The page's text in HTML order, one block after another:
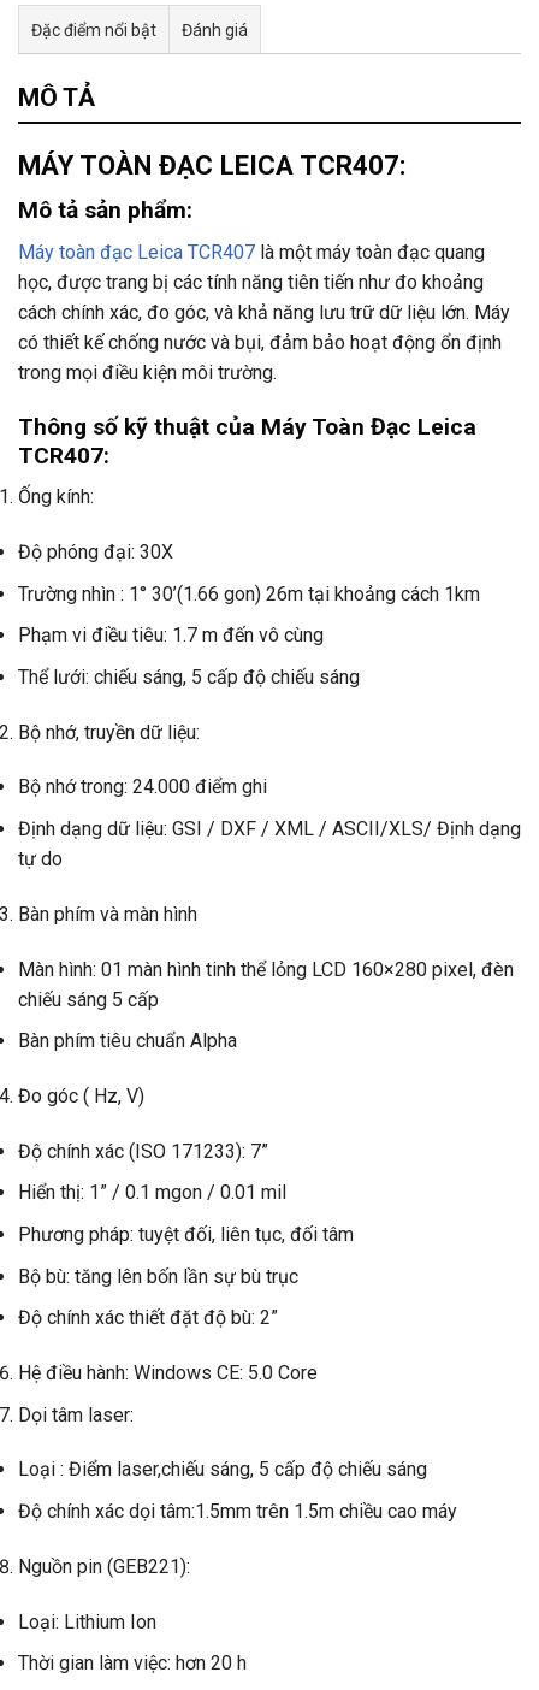
Đặc điểm nổi bật Đánh giá
Tư vấn & bán hàng qua Facebook
MÔ TẢ
MÁY TOÀN ĐẠC LEICA TCR407:
Mô tả sản phẩm:
Máy toàn đạc Leica TCR407 là một máy toàn đạc quang
học, được trang bị các tính năng tiên tiến như đo khoảng
cách chính xác, đo góc, và khả năng lưu trữ dữ liệu lớn. Máy
có thiết kế chống nước và bụi, đảm bảo hoạt động ổn định
trong mọi điều kiện môi trường.
Thông số kỹ thuật của Máy Toàn Đạc Leica
TCR407:
Ống kính:
Độ phóng đại: 30X
Trường nhìn : 1° 30’(1.66 gon) 26m tại khoảng cách 1km
Phạm vi điều tiêu: 1.7 m đến vô cùng
Thể lưới: chiếu sáng, 5 cấp độ chiếu sáng
Bộ nhớ, truyền dữ liệu:
Bộ nhớ trong: 24.000 điểm ghi
Định dạng dữ liệu: GSI / DXF / XML / ASCII/XLS/ Định dạng
tự do
Bàn phím và màn hình
Màn hình: 01 màn hình tinh thể lỏng LCD 160×280 pixel, đèn
chiếu sáng 5 cấp
Bàn phím tiêu chuẩn Alpha
Đo góc ( Hz, V)
Độ chính xác (ISO 171233): 7”
Hiển thị: 1” / 0.1 mgon / 0.01 mil
Phương pháp: tuyệt đối, liên tục, đối tâm
Bộ bù: tăng lên bốn lần sự bù trục
Độ chính xác thiết đặt độ bù: 2”
Hệ điều hành: Windows CE: 5.0 Core
Dọi tâm laser:
Loại : Điểm laser,chiếu sáng, 5 cấp độ chiếu sáng
Độ chính xác dọi tâm:1.5mm trên 1.5m chiều cao máy
Nguồn pin (GEB221):
Loại: Lithium Ion
Thời gian làm việc: hơn 20 h